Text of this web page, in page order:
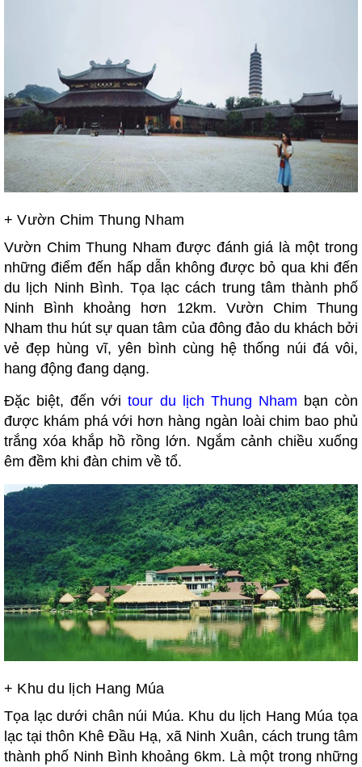
+Vườn Chim Thung Nham
Vườn Chim Thung Nham được đánh giá là một trong
những điểm đến hấp dẫn không được bỏ qua khi đến
du lịch Ninh Bình. Tọa lạc cách trung tâm thành phố
Ninh Bình khoảng hơn 12km. Vườn Chim Thung
Nham thu hút sự quan tâm của đông đảo du khách bởi
vẻ đẹp hùng vĩ, yên bình cùng hệ thống núi đá vôi,
hang động đang dạng.
Đặc biệt, đến vớitour du lịch Thung Nham bạn còn
được khám phá với hơn hàng ngàn loài chim bao phủ
trắng xóa khắp hồ rồng lớn. Ngắm cảnh chiều xuống
êm đềm khi đàn chim về tổ.
+ Khu du lịch Hang Múa
Tọa lạc dưới chân núi Múa. Khu du lịch Hang Múa tọa
lạc tại thôn Khê Đầu Hạ, xã Ninh Xuân, cách trung tâm
thành phố Ninh Bình khoảng 6km. Là một trong những